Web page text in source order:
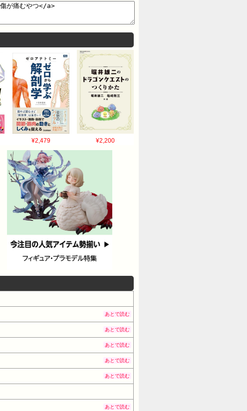
¥2,479 ¥2,200
あとで読む
あとで読む
あとで読む
あとで読む
あとで読む
あとで読む